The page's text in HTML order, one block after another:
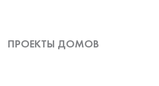
ПРОЕКТЫ ДОМОВ